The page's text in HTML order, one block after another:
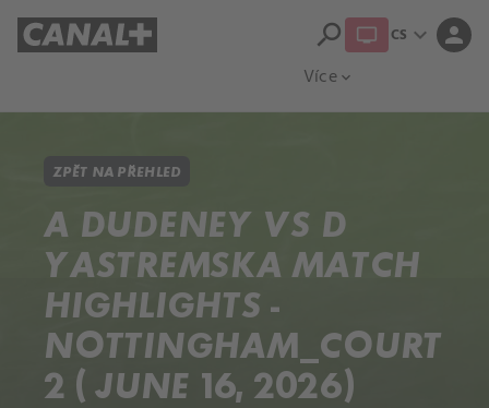
Více expand_more
search CS expand_more person
ZPĚT NA PŘEHLED
A DUDENEY VS D
YASTREMSKA MATCH
HIGHLIGHTS -
NOTTINGHAM_COURT
2 ( JUNE 16, 2026)